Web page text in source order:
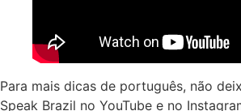
Para mais dicas de português, não
Speak Brazil no YouTube e no